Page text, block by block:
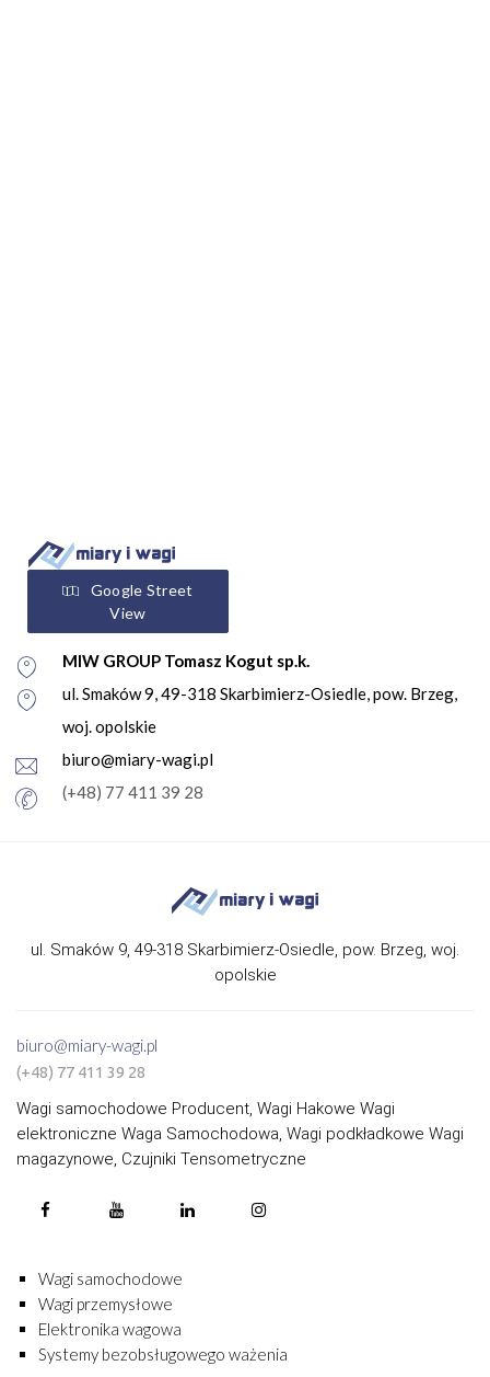
Google Street
View
MIW GROUP Tomasz Kogut sp.k.
ul. Smaków 9, 49-318 Skarbimierz-Osiedle, pow. Brzeg,
woj. opolskie
biuro@miary-wagi.pl
(+48) 77 411 39 28
ul. Smaków 9, 49-318 Skarbimierz-Osiedle, pow. Brzeg, woj.
opolskie
biuro@miary-wagi.pl
(+48) 77 411 39 28
Wagi samochodowe Producent, Wagi Hakowe Wagi
elektroniczne Waga Samochodowa, Wagi podkładkowe Wagi
magazynowe, Czujniki Tensometryczne
Wagi samochodowe
Wagi przemysłowe
Elektronika wagowa
Systemy bezobsługowego ważenia